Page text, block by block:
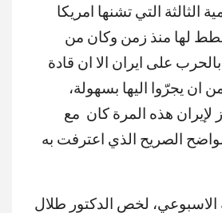
الثالثة التي تشنها امريكا
لها منذ زمن وكان من
على ايران الا ان قادة
ان يجرّوا اليها بسهولة،
لإيران هذه المرة كان مع
الصريح الذي اعترفت به
الاسبوعي، لخص الدكتور طلال